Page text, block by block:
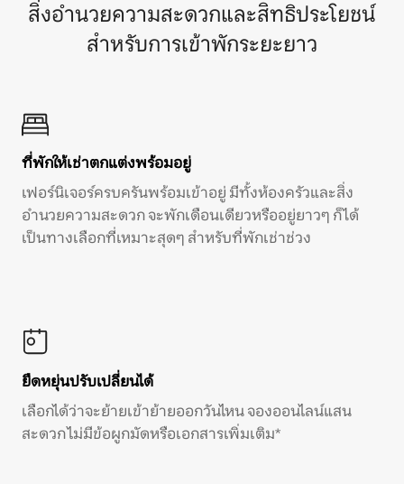
สิ่งอำนวยความสะดวกและสิทธิประโยชน์
สำหรับการเข้าพักระยะยาว
ที่พักให้เช่าตกแต่งพร้อมอยู่
เฟอร์นิเจอร์ครบครันพร้อมเข้าอยู่ มีทั้งห้องครัวและสิ่ง
อำนวยความสะดวก จะพักเดือนเดียวหรืออยู่ยาวๆ ก็ได้
เป็นทางเลือกที่เหมาะสุดๆ สำหรับที่พักเช่าช่วง
ยืดหยุ่นปรับเปลี่ยนได้
เลือกได้ว่าจะย้ายเข้าย้ายออกวันไหน จองออนไลน์แสน
สะดวก ไม่มีข้อผูกมัดหรือเอกสารเพิ่มเติม*